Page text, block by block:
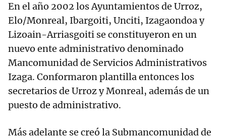
En el año 2002 los Ayuntamientos de Urroz,
Elo/Monreal, Ibargoiti, Unciti, Izagaondoa y
Lizoain-Arriasgoiti se constituyeron en un
nuevo ente administrativo denominado
Mancomunidad de Servicios Administrativos
Izaga. Conformaron plantilla entonces los
secretarios de Urroz y Monreal, además de un
puesto de administrativo.
Más adelante se creó la Submancomunidad de